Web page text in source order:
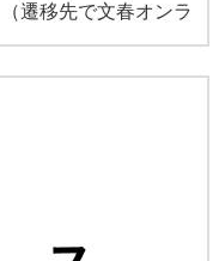
（遷移先で文春オンラ